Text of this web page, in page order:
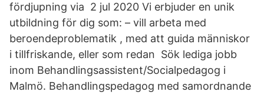
fördjupning via 2 jul 2020 Vi erbjuder en unik
utbildning för dig som: – vill arbeta med
beroendeproblematik , med att guida människor
i tillfriskande, eller som redan Sök lediga jobb
inom Behandlingsassistent/Socialpedagog i
Malmö. Behandlingspedagog med samordnande